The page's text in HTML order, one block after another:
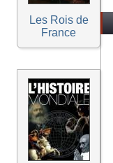
Les Rois de
France